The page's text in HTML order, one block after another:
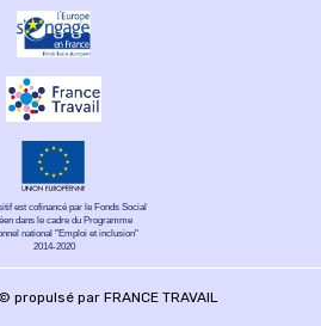
est cofinancé par le Fonds Social
dans le cadre du Programme
national "Emploi et inclusion"
2014-2020
propulsé par FRANCE TRAVAIL